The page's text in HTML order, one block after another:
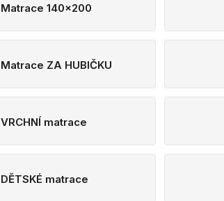
Matrace 140x200
Matrace ZA HUBIČKU
VRCHNÍ matrace
DĚTSKÉ matrace